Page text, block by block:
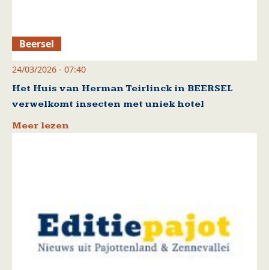
Beersel
24/03/2026 - 07:40
Het Huis van Herman Teirlinck in BEERSEL
verwelkomt insecten met uniek hotel
Meer lezen